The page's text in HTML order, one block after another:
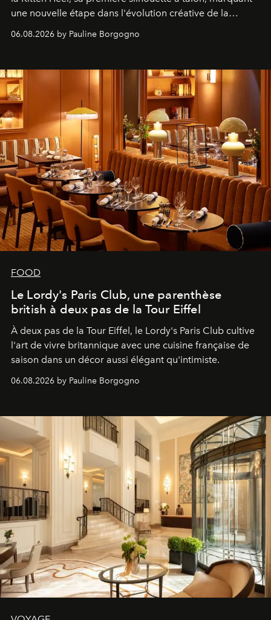
une nouvelle étape dans l'évolution créative de la
06.08.2026 by Pauline Borgogno
FOOD
Le Lordy's Paris Club, une parenthèse
british à deux pas de la Tour Eiffel
À deux pas de la Tour Eiffel, le Lordy's Paris Club cultive
l'art de vivre britannique avec une cuisine française de
saison dans un décor aussi élégant qu'intimiste.
06.08.2026 by Pauline Borgogno